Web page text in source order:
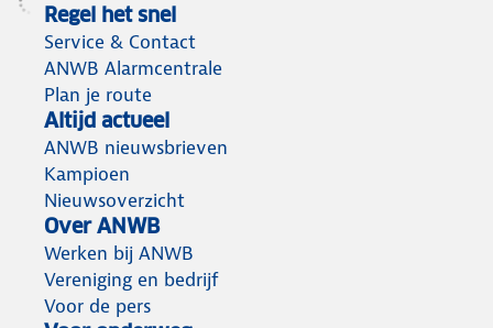
Regel het snel
Service & Contact
ANWB Alarmcentrale
Plan je route
Altijd actueel
ANWB nieuwsbrieven
Kampioen
Nieuwsoverzicht
Over ANWB
Werken bij ANWB
Vereniging en bedrijf
Voor de pers